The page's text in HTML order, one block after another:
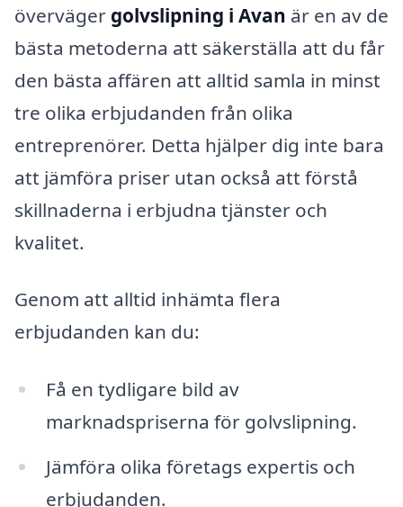
överväger golvslipning i Avan är en av de
bästa metoderna att säkerställa att du får
den bästa affären att alltid samla in minst
tre olika erbjudanden från olika
entreprenörer. Detta hjälper dig inte bara
att jämföra priser utan också att förstå
skillnaderna i erbjudna tjänster och
kvalitet.
Genom att alltid inhämta flera
erbjudanden kan du:
Få en tydligare bild av
marknadspriserna för golvslipning.
Jämföra olika företags expertis och
erbjudanden.